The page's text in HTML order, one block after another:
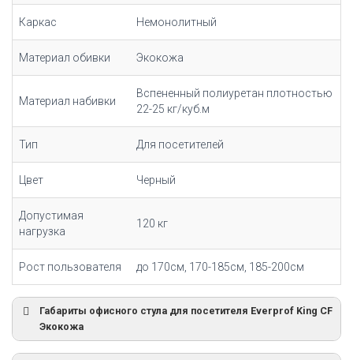
Каркас Немонолитный
Материал обивки Экокожа
Материал набивки
Вспененный полиуретан плотностью
22-25 кг/куб.м
Тип Для посетителей
Цвет Черный
Допустимая
нагрузка
120 кг
Рост пользователя до 170см, 170-185см, 185-200см
Габариты офисного стула для посетителя Everprof King CF
Экокожа